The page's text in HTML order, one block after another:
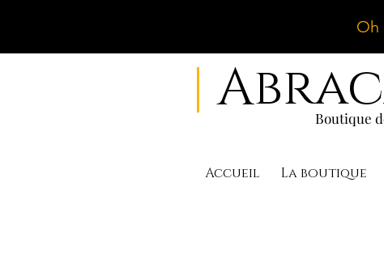
Oh
| Boutique
Accueil La boutique